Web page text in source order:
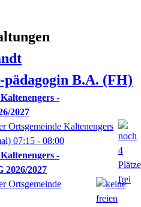
B.A. (FH)
-
2027
Ortsgemeinde Kaltenengers
07:15 - 08:00
-
2027
Ortsgemeinde